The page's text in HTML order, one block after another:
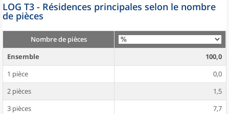
LOG T3 - Résidences principales selon le nombre
de pièces
Nombre de pièces
Ensemble
100,0
1 pièce
0,0
2 pièces
1,5
3 pièces
7,7